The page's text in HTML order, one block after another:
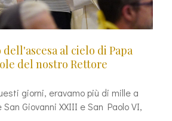
dell'ascesa al cielo di Papa
del nostro Rettore
giorni, eravamo più di mille a
Giovanni XXIII e San Paolo VI,